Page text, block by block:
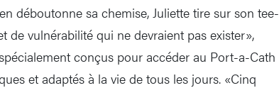
déboutonne sa chemise, Juliette tire sur son tee-
de vulnérabilité qui ne devraient pas exister»,
conçus pour accéder au Port-a-Cath
et adaptés à la vie de tous les jours. «Cinq